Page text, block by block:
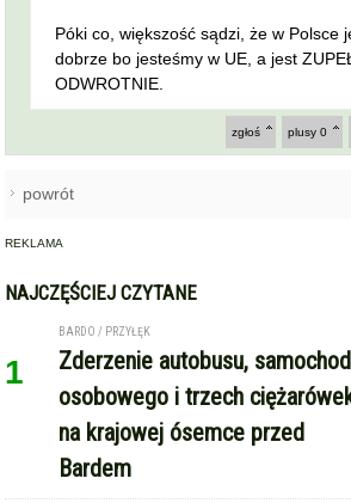
Póki co, większość sądzi, że w Polsce
dobrze bo jesteśmy w UE, a jest
ODWROTNIE.
plusy 0
zgłoś
powrót
REKLAMA
NAJCZĘŚCIEJ CZYTANE
1
BARDO / PRZYŁĘK
Zderzenie autobusu,
osobowego i trzech
na krajowej ósemce przed
Bardem